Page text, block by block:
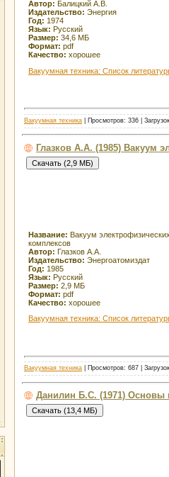
Автор: Балицкий А.В.
Издательство: Энергия
Год: 1974
Язык: Русский
Размер: 34,6 МБ
Формат: pdf
Качество: хорошее
Вакуумная техника: Список
Вакуумная техника | Просмотров: 336 |
Глазков А.А. (1985) Вакуум
Название: Вакуум
комплексов
Автор: Глазков А.А.
Издательство: Энергоатомиздат
Год: 1985
Язык: Русский
Размер: 2,9 МБ
Формат: pdf
Качество: хорошее
Вакуумная техника: Список
Вакуумная техника | Просмотров: 687 |
Данилин Б.С. (1971) Основы